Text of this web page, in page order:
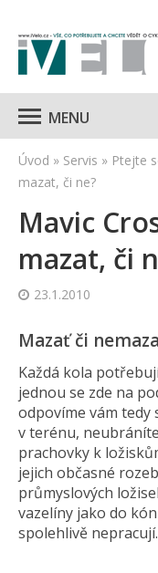
MENU
Úvod » Servis » Ptejte
mazat, či ne?
Mavic
mazat, či
23.1.2010
Mazať či
Každá kola
jednou se zde na
odpovíme vám tedy
v terénu,
prachovky k
jejich občasné
průmyslových
vazelíny jako do
spolehlivě